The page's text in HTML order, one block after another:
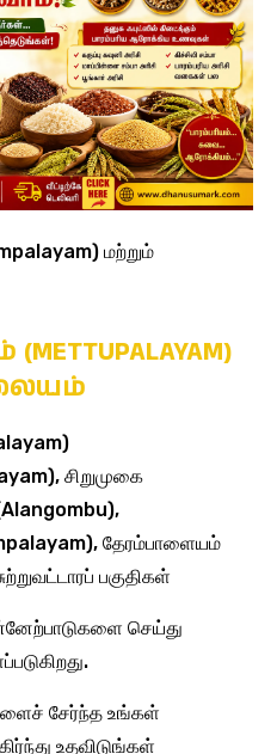
மற்றும்
சிறுமுகை
தேரம்பாளையம்
பகுதிகள்
செய்து
சேர்ந்த உங்கள்
உதவிடுங்கள்